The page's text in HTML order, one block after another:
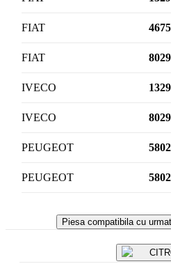
FIAT
FIAT
IVECO
IVECO
PEUGEOT
PEUGEOT
Piesa compatibila cu